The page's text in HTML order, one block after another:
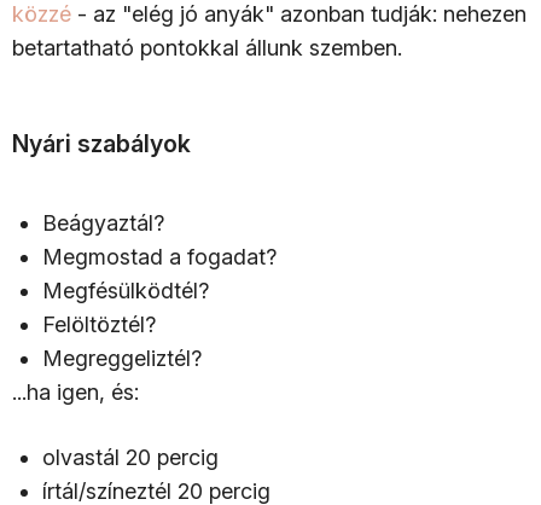
közzé - az "elég jó anyák" azonban tudják: nehezen
betartatható pontokkal állunk szemben.
Nyári szabályok
Beágyaztál?
Megmostad a fogadat?
Megfésülködtél?
Felöltöztél?
Megreggeliztél?
...ha igen, és:
olvastál 20 percig
írtál/színeztél 20 percig